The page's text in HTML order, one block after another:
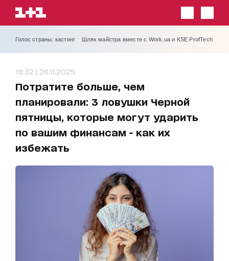
Голос страны: кастинг Шлях майстра вместе с Work.ua и KSE ProfTech
18:32 | 26.11.2025
Потратите больше, чем
планировали: 3 ловушки Черной
пятницы, которые могут ударить
по вашим финансам - как их
избежать